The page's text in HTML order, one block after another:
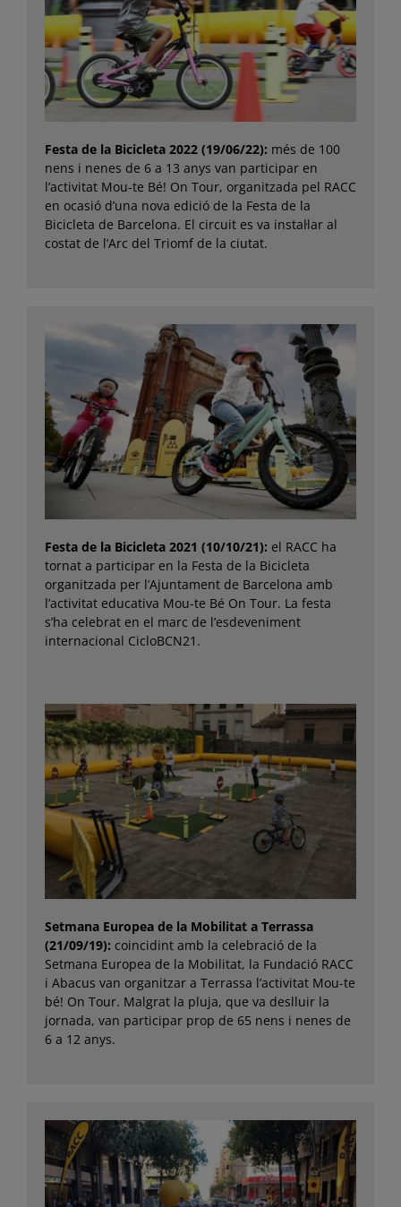
Festa de la Bicicleta 2022 (19/06/22): més de 100
nens i nenes de 6 a 13 anys van participar en
l’activitat Mou-te Bé! On Tour, organitzada pel RACC
en ocasió d’una nova edició de la Festa de la
Bicicleta de Barcelona. El circuit es va instal·lar al
costat de l’Arc del Triomf de la ciutat.
Festa de la Bicicleta 2021 (10/10/21): el RACC ha
tornat a participar en la Festa de la Bicicleta
organitzada per l’Ajuntament de Barcelona amb
l’activitat educativa Mou-te Bé On Tour. La festa
s’ha celebrat en el marc de l’esdeveniment
internacional CicloBCN21.
Setmana Europea de la Mobilitat a Terrassa
(21/09/19): coincidint amb la celebració de la
Setmana Europea de la Mobilitat, la Fundació RACC
i Abacus van organitzar a Terrassa l’activitat Mou-te
bé! On Tour. Malgrat la pluja, que va deslluir la
jornada, van participar prop de 65 nens i nenes de
6 a 12 anys.